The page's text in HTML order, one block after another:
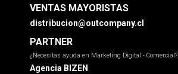
VENTAS MAYORISTAS
distribucion@outcompany.cl
PARTNER
¿Necesitas ayuda en Marketing Digital - Comercial?
Agencia BIZEN